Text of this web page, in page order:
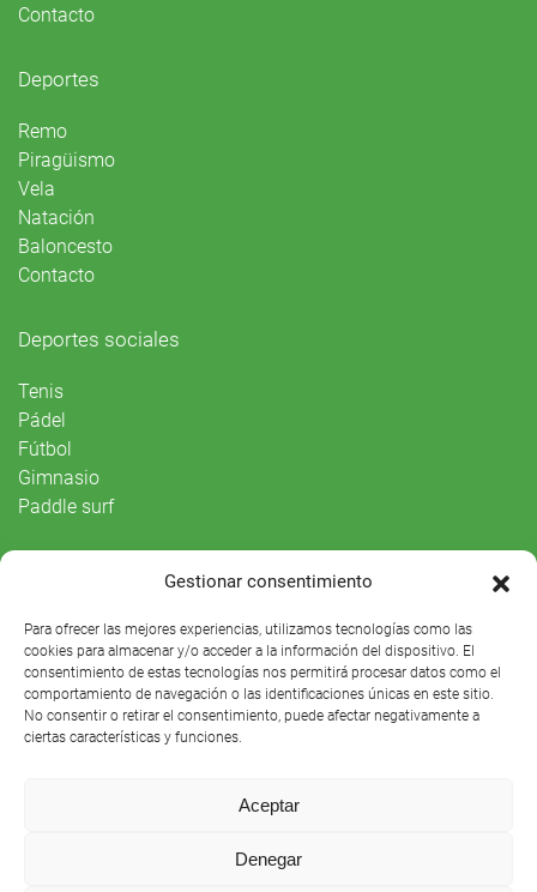
Gestionar consentimiento
Para ofrecer las mejores experiencias, utilizamos tecnologías como las
cookies para almacenar y/o acceder a la información del dispositivo. El
consentimiento de estas tecnologías nos permitirá procesar datos como el
comportamiento de navegación o las identificaciones únicas en este sitio.
No consentir o retirar el consentimiento, puede afectar negativamente a
ciertas características y funciones.
Aceptar
Denegar
Contacto
Deportes
Remo
Piragüismo
Vela
Natación
Baloncesto
Contacto
Deportes sociales
Tenis
Pádel
Fútbol
Gimnasio
Paddle surf
Agenda